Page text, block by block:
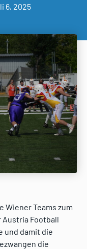
6, 2025
Wiener Teams zum
Austria Football
und damit die
die